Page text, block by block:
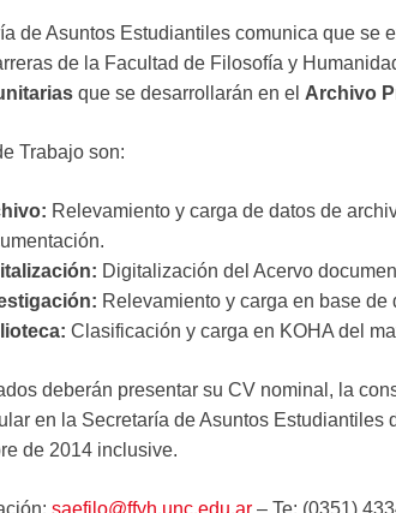
de Asuntos Estudiantiles comunica que se
de la Facultad de Filosofía y
que se desarrollarán en el Archivo
Trabajo son:
Relevamiento y carga de datos de
Digitalización del Acervo
Relevamiento y carga en base
Clasificación y carga en KOHA del
deberán presentar su CV nominal, la
en la Secretaría de Asuntos
de 2014 inclusive.